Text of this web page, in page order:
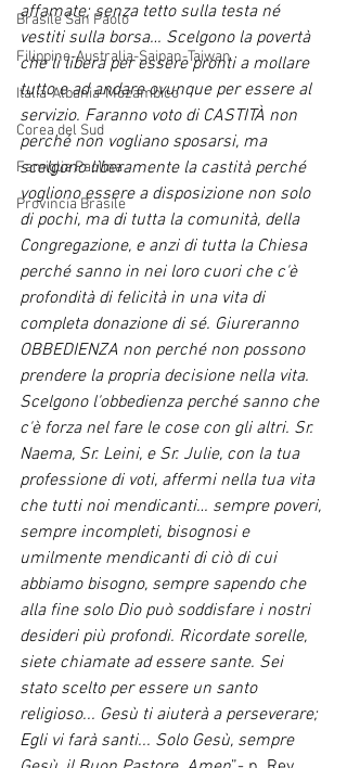
Brasile San Paolo
Filippine-Australia-Saipan-Taiwan
Italia-Albania-Mozambico
Corea del Sud
Famiglia Paolina
Provincia Brasile
affamate; senza tetto sulla testa né
vestiti sulla borsa… Scelgono la povertà
che li libera per essere pronti a mollare
tutto e ad andare ovunque per essere al
servizio. Faranno voto di CASTITÀ non
perché non vogliano sposarsi, ma
scelgono liberamente la castità perché
vogliono essere a disposizione non solo
di pochi, ma di tutta la comunità, della
Congregazione, e anzi di tutta la Chiesa
perché sanno in nei loro cuori che c'è
profondità di felicità in una vita di
completa donazione di sé. Giureranno
OBBEDIENZA non perché non possono
prendere la propria decisione nella vita.
Scelgono l'obbedienza perché sanno che
c'è forza nel fare le cose con gli altri. Sr.
Naema, Sr. Leini, e Sr. Julie, con la tua
professione di voti, affermi nella tua vita
che tutti noi mendicanti… sempre poveri,
sempre incompleti, bisognosi e
umilmente mendicanti di ciò di cui
abbiamo bisogno, sempre sapendo che
alla fine solo Dio può soddisfare i nostri
desideri più profondi. Ricordate sorelle,
siete chiamate ad essere sante. Sei
stato scelto per essere un santo
religioso... Gesù ti aiuterà a perseverare;
Egli vi farà santi... Solo Gesù, sempre